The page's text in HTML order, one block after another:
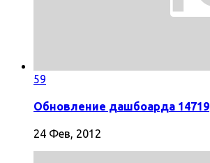
59
Обновление дашбоарда 14719
24 Фев, 2012